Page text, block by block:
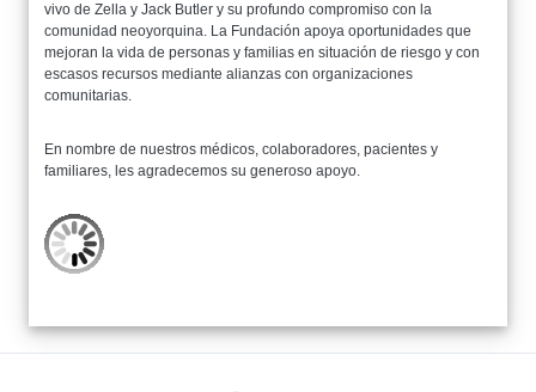
vivo de Zella y Jack Butler y su profundo compromiso con la
comunidad neoyorquina. La Fundación apoya oportunidades que
mejoran la vida de personas y familias en situación de riesgo y con
escasos recursos mediante alianzas con organizaciones
comunitarias.
En nombre de nuestros médicos, colaboradores, pacientes y
familiares, les agradecemos su generoso apoyo.